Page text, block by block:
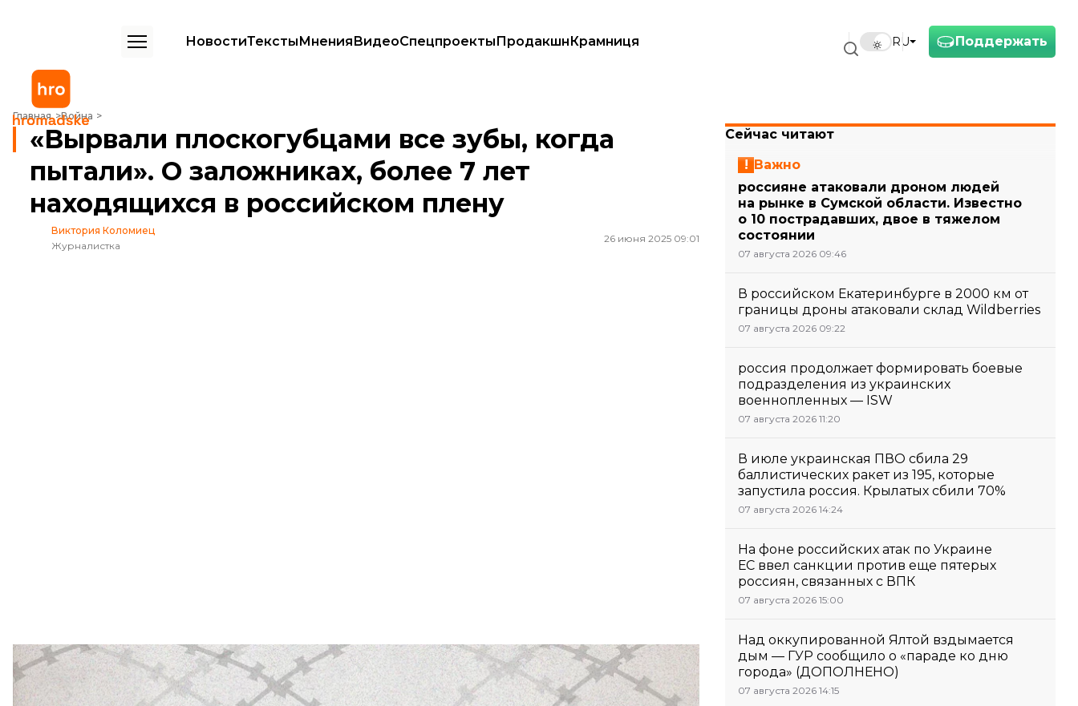
Поддержать
RU
НовостиТекстыМненияВидеоСпецпроектыПродакшнКрамниця
Главная Война
«Вырвали плоскогубцами все зубы, когда пытали». О заложниках, более 7 лет находящихся в российском плену
«Вырвали плоскогубцами все зубы, когда
пытали». О заложниках, более 7 лет
находящихся в российском плену
Виктория Коломиец
Журналистка
26 июня 2025 09:01
hromadske
«Вот сейчас бьют тревогу: "год у меня в плену" кто-то или "три года и месяц". А восемь с половиной
лет — как вы хотите?»
Сейчас читают
Важно
россияне атаковали дроном людей
на рынке в Сумской области. Известно
о 10 пострадавших, двое в тяжелом
состоянии
07 августа 2026 09:46
В российском Екатеринбурге в 2000 км от
границы дроны атаковали склад Wildberries
07 августа 2026 09:22
россия продолжает формировать боевые
подразделения из украинских
военнопленных — ISW
07 августа 2026 11:20
В июле украинская ПВО сбила 29
баллистических ракет из 195, которые
запустила россия. Крылатых сбили 70%
07 августа 2026 14:24
На фоне российских атак по Украине
ЕС ввел санкции против еще пятерых
россиян, связанных с ВПК
07 августа 2026 15:00
Над оккупированной Ялтой вздымается
дым — ГУР сообщило о «параде ко дню
города» (ДОПОЛНЕНО)
07 августа 2026 14:15